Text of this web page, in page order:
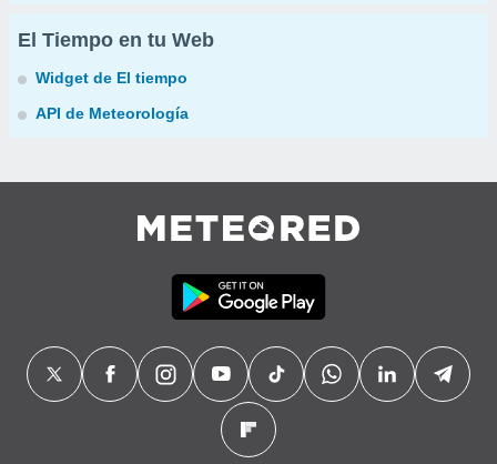
El Tiempo en tu Web
Widget de El tiempo
API de Meteorología